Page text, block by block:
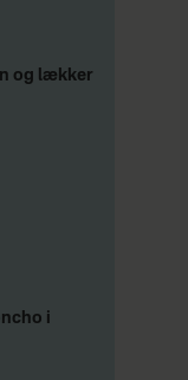
og lækker
i